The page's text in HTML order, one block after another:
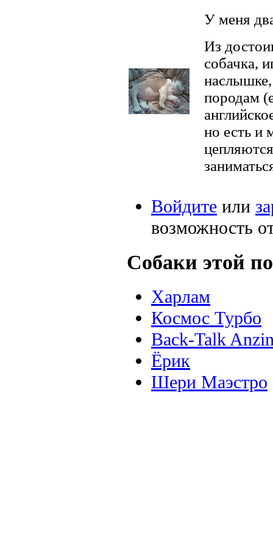
У меня
Из
собачка,
породам
но есть и
Войдите или
возможность
Собаки этой
Харлам
Космос Турбо
Back-Talk
Ёрик
Шери Маэстро